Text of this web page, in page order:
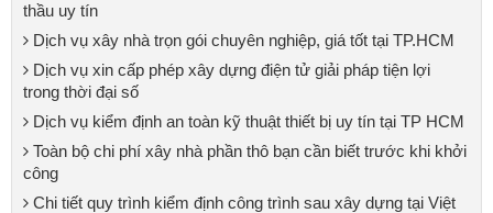
thầu uy tín
Dịch vụ xây nhà trọn gói chuyên nghiệp, giá tốt tại TP.HCM
Dịch vụ xin cấp phép xây dựng điện tử giải pháp tiện lợi
trong thời đại số
Dịch vụ kiểm định an toàn kỹ thuật thiết bị uy tín tại TP HCM
Toàn bộ chi phí xây nhà phần thô bạn cần biết trước khi khởi
công
Chi tiết quy trình kiểm định công trình sau xây dựng tại Việt